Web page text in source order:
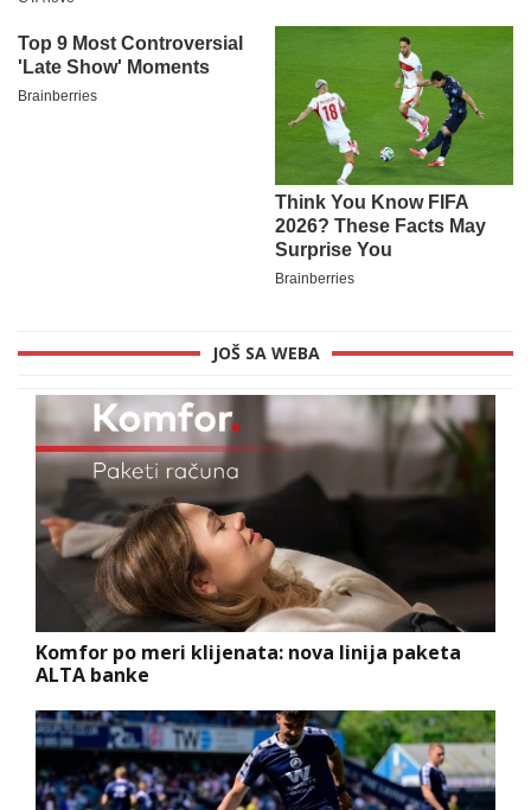
JOŠ SA WEBA
Komfor po meri klijenata: nova linija paketa
ALTA banke